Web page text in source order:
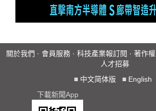
關於我們 · 會員服務 · 科技產業報訂閱 · 著作權
人才招募
■ 中文简体版 ■ English
下載新聞App